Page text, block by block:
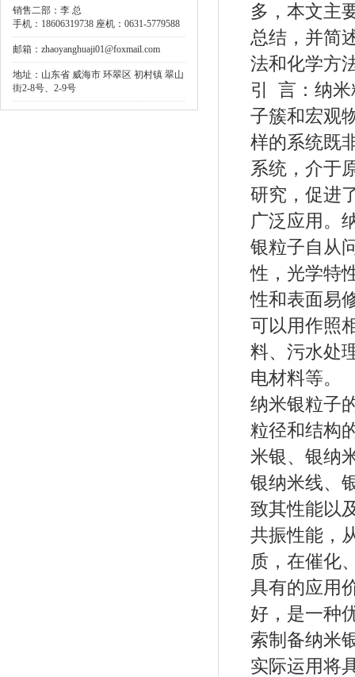
销售二部：李 总
手机：18606319738 座机：0631-5779588
邮箱：zhaoyanghuaji01@foxmail.com
地址：山东省 威海市 环翠区 初村镇 翠山
街2-8号、2-9号
多，本文主
总结，并简
法和化学方
引 言：纳
子簇和宏观
样的系统既
系统，介于
研究，促进
广泛应用。
银粒子自从
性，光学特
性和表面易
可以用作照
料、污水处
电材料等。
纳米银粒子
粒径和结构
米银、银纳
银纳米线、
致其性能以
共振性能，
质，在催化
具有的应用
好，是一种
索制备纳米
实际运用将